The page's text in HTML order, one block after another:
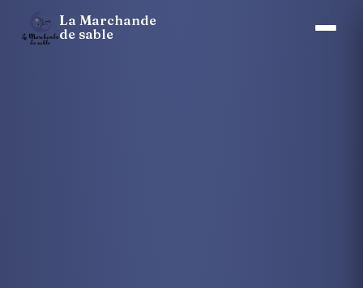
La Marchande
de sable